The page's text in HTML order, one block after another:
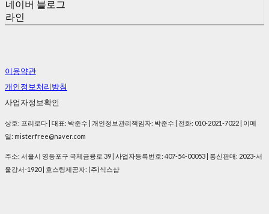
네이버 블로그
라인
이용약관
개인정보처리방침
사업자정보확인
상호: 프리로다 | 대표: 박준수 | 개인정보관리책임자: 박준수 | 전화: 010-2021-7022 | 이메
일: misterfree@naver.com
주소: 서울시 영등포구 국제금융로 39 | 사업자등록번호: 407-54-00053 | 통신판매: 2023-서
울강서-1920| 호스팅제공자: (주)식스샵